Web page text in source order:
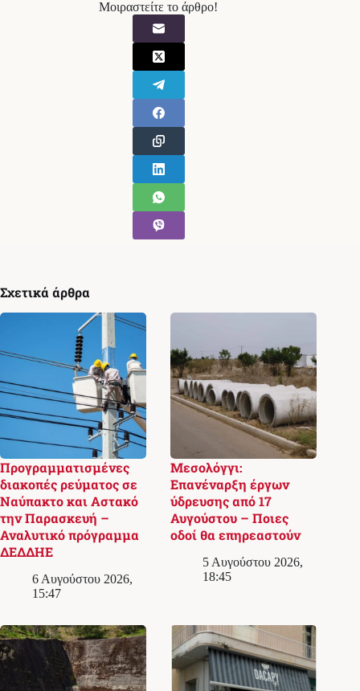
Μοιραστείτε το άρθρο!
Σχετικά άρθρα
Προγραμματισμένες
διακοπές ρεύματος σε
Ναύπακτο και Αστακό
την Παρασκευή –
Αναλυτικό πρόγραμμα
ΔΕΔΔΗΕ
6 Αυγούστου 2026,
15:47
Μεσολόγγι:
Επανέναρξη έργων
ύδρευσης από 17
Αυγούστου – Ποιες
οδοί θα επηρεαστούν
5 Αυγούστου 2026,
18:45